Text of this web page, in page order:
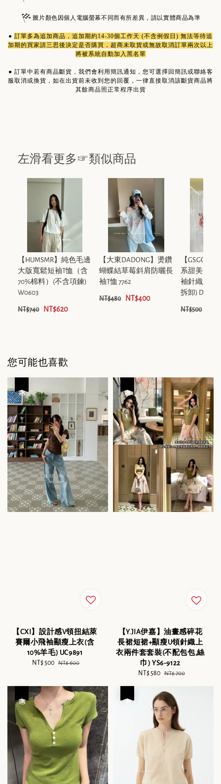
圖片顏色因個人電腦螢幕不同而有所差異，請以實體商品為準
● 訂單多為追加商品 ，追加期約14-30個工作天 (不含例假日) 無法等待追
加期的買家請三思後決定是否購買，超商未取貨或無故取消訂單兩次以上
將被系統自動加入黑名單
● 訂單中若有商品斷貨，我們會利用簡訊通知，您可選擇回簡訊或聯絡客
服取消或換貨，如在出貨前未收到您的回覆，一律直接取消該斷貨商品將
其餘商品照正常程序出貨
左滑看更多☞類似商品
【HUMSMR】純色毛邊
大版寬鬆短袖T恤（含
70%棉料）(不含項鍊)
W0603
NT$740 NT$620
【大東DADONG】燙鑽
蝴蝶結草莓斜肩防曬長
袖T恤 7762
NT$480 NT$400
【
系甜美氣質
袖針織上衣
拆卸) D1305
NT$500
您可能也喜歡
【CXI】設計感V領扭結萊
賽爾小飛袖顯瘦上衣(含
10%羊毛) UC9891
Sale
NT$ 500 Regular
NT$ 600
【Y.JIA伊嘉】油畫感碎花
長裙短裙+顯瘦U領針織上
衣兩件套套裝(不配包包,絲
巾) YS6-9122
Sale
NT$ 580 Regular
NT$ 700